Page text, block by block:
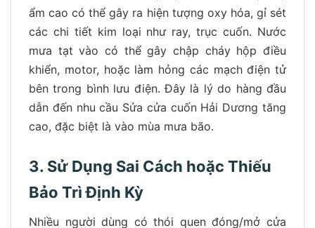
ẩm cao có thể gây ra hiện tượng oxy hóa, gỉ sét
các chi tiết kim loại như ray, trục cuốn. Nước
mưa tạt vào có thể gây chập cháy hộp điều
khiển, motor, hoặc làm hỏng các mạch điện tử
bên trong bình lưu điện. Đây là lý do hàng đầu
dẫn đến nhu cầu Sửa cửa cuốn Hải Dương tăng
cao, đặc biệt là vào mùa mưa bão.
3. Sử Dụng Sai Cách hoặc Thiếu
Bảo Trì Định Kỳ
Nhiều người dùng có thói quen đóng/mở cửa